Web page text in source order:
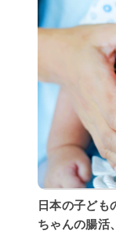
日本の子ども
ちゃんの腸活